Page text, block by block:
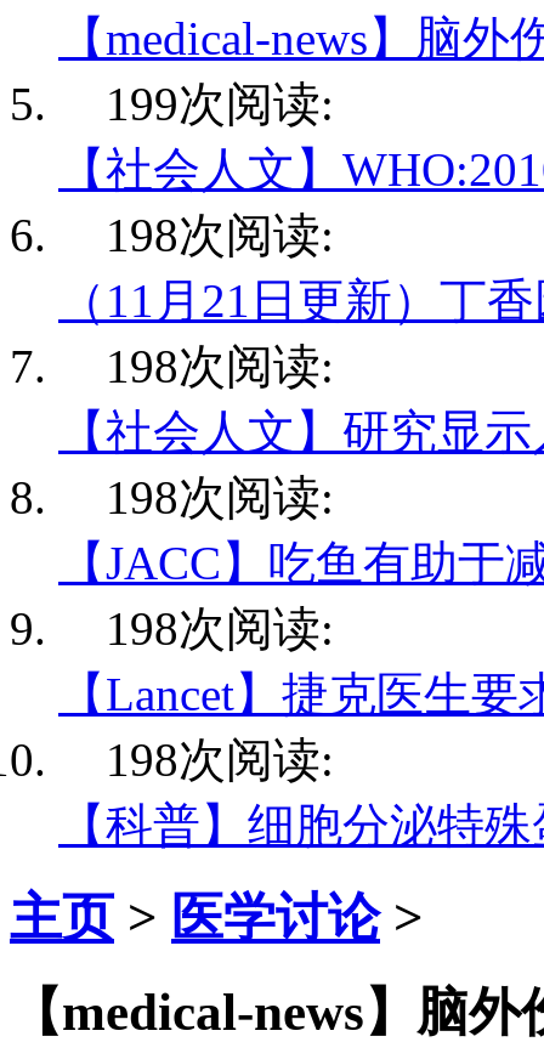
【medical-news】脑外
199次阅读:
【社会人文】
198次阅读:
（11月21日更新）丁
198次阅读:
【社会人文】研究显
198次阅读:
【JACC】吃鱼有助于
198次阅读:
【Lancet】捷克医生要
198次阅读:
【科普】细胞分泌特
主页> 医学讨论>
【medical-news】脑